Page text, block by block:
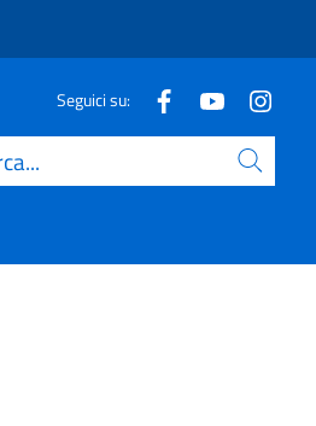
Seguici su: